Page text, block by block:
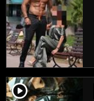
player2